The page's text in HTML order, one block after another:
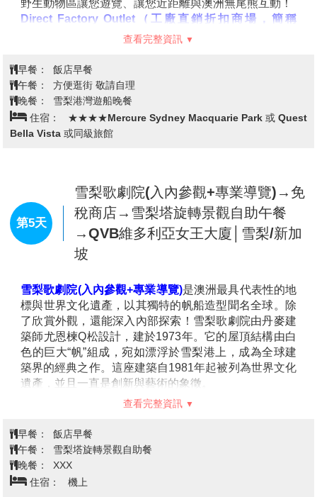
從觀景台到森林步道，每一刻都倘佯在芬多精中；回程
特別安排搭乘《觀景纜車》
鳥瞰欣賞峽谷風光。之後前
《回音角》的神奇與遺世獨立的
妹的愛情故事與傳奇。
如遇纜車不定期維修停駛，恕不另行通知，依現場公告為主。
奧林匹克運動公園由當時的垃圾掩埋場及工業廢地改建
而成，且有不少環保設計巧思，落實了澳洲人最引以為
傲的環保理念。奥運會閉幕後，奥運公園再次進行了大
地。您可 感受世紀奥運會場地的宏偉和傳承下來的精
神，雖然時序已過，仍讓澳洲人最感驕傲。
第4天
雪梨無尾熊公園Koala Park【探索澳
洲野生動物、袋鼠、袋熊、鴯鶓、近
距離無尾熊互動】→DFO暢貨中心→
雪梨港灣黃昏遊船+三道式晚餐
雪梨無尾熊公園Koala Park
30分鐘相當容易抵達。在園內，舉頭看到茂盛的樹林如
天空一樣，四周圍散發濃郁的灌木之音，還有開放式的
野生動物區讓您遊覽、讓您近距離與澳洲無尾熊互動！
Direct Factory Outlet（工廠直銷折扣商場，簡稱
DFO）
是澳洲一家廉價折扣購物中心的名稱，擁有倉庫
型建築與特性，與各大知名品牌合作開放設櫃，同時長
買鞋子、衣服、行李箱、太陽鏡、各種運動用品或禮品
等，都可都可以在這裡逛找到你要的商品以及一次逛個
過癮。
雪梨港灣遊船傍晚時分前往碼頭，搭乘遊船暢遊雪梨港
灣。此行將帶您欣賞多姿多彩的雪梨港景致，包括海軍
俱樂部、豪華住宅區，以及雪梨地標—雪梨大橋與雪梨
歌劇院。船上精心準備的美味餐點，讓您在享用晚餐的
同時，沉浸於美麗景色與浪漫休閒的氛圍中。
早餐：
飯店早餐
午餐： 方便逛街 敬請自理
晚餐： 雪梨港灣遊船晚餐
住宿：
★★★★Mercure Sydney Macquarie Park 或 Quest
Bella Vista 或同級旅館
第5天
雪梨歌劇院(入內參觀+專業導覽)→免
稅商店→雪梨塔旋轉景觀自助午餐
→QVB維多利亞女王大廈│雪梨/新加